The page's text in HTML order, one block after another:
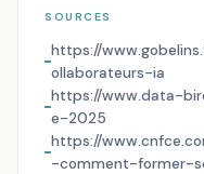
SOURCES
https://
ollaborateurs-ia
https://www.data-
e-2025
https://
-comment-former-